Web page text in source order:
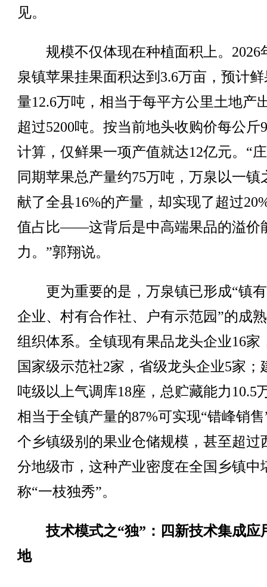
见。
规模不仅体现在种植面积上。2026
泉镇苹果挂果面积达到3.6万亩，预计
量12.6万吨，相当于每平方公里土地产
超过5200吨。按当前地头收购价每公斤
计算，仅鲜果一项产值就达12亿元。“
同期苹果总产量约75万吨，万泉以一镇
献了全县16%的产量，却实现了超过
值占比——这背后是中高端果品的溢价
力。”郭翔说。
更为重要的是，万泉镇已形成“镇
企业、村有合作社、户有示范园”的成
组织体系。全镇现有果品龙头企业16家
国家级示范社2家，省级龙头企业5家；
吨级以上气调库18座，总贮藏能力10.5
相当于全镇产量的87%可实现“错峰销
个乡镇级别的果业仓储规模，甚至超过
分地级市，这种产业密度在全国乡镇中
称“一枝独秀”。
技术模式之“独”：四新技术集成应
地